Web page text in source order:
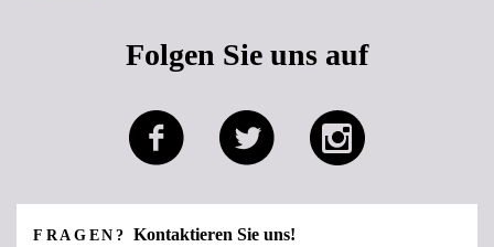
Folgen Sie uns auf
FRAGEN?Kontaktieren Sie uns!